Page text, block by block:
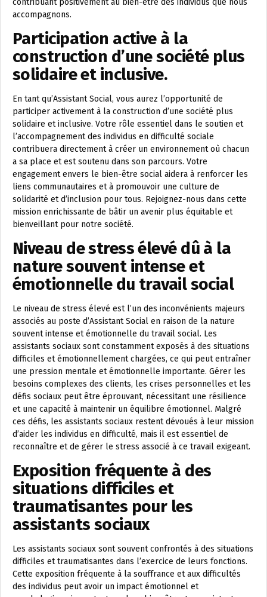
accompagnons.
Participation active à la
construction d’une société plus
solidaire et inclusive.
En tant qu’Assistant Social, vous aurez l’opportunité de
participer activement à la construction d’une société plus
solidaire et inclusive. Votre rôle essentiel dans le soutien et
l’accompagnement des individus en difficulté sociale
contribuera directement à créer un environnement où chacun
a sa place et est soutenu dans son parcours. Votre
engagement envers le bien-être social aidera à renforcer les
liens communautaires et à promouvoir une culture de
solidarité et d’inclusion pour tous. Rejoignez-nous dans cette
mission enrichissante de bâtir un avenir plus équitable et
bienveillant pour notre société.
Niveau de stress élevé dû à la
nature souvent intense et
émotionnelle du travail social
Le niveau de stress élevé est l’un des inconvénients majeurs
associés au poste d’Assistant Social en raison de la nature
souvent intense et émotionnelle du travail social. Les
assistants sociaux sont constamment exposés à des situations
difficiles et émotionnellement chargées, ce qui peut entraîner
une pression mentale et émotionnelle importante. Gérer les
besoins complexes des clients, les crises personnelles et les
défis sociaux peut être éprouvant, nécessitant une résilience
et une capacité à maintenir un équilibre émotionnel. Malgré
ces défis, les assistants sociaux restent dévoués à leur mission
d’aider les individus en difficulté, mais il est essentiel de
reconnaître et de gérer le stress associé à ce travail exigeant.
Exposition fréquente à des
situations difficiles et
traumatisantes pour les
assistants sociaux
Les assistants sociaux sont souvent confrontés à des situations
difficiles et traumatisantes dans l’exercice de leurs fonctions.
Cette exposition fréquente à la souffrance et aux difficultés
des individus peut avoir un impact émotionnel et